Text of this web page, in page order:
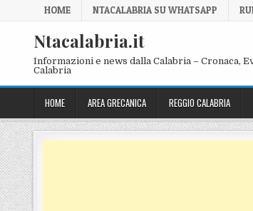
Skip to content
HOME NTACALABRIA SU WHATSAPP
Ntacalabria.it
Informazioni e news dalla Calabria – Cronaca,
Calabria
HOME AREA GRECANICA REGGIO CALABRIA